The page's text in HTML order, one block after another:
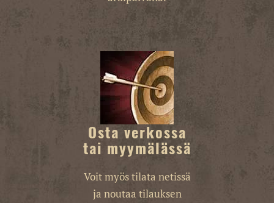
Osta verkossa
tai myymälässä
Voit myös tilata netissä
ja noutaa tilauksen